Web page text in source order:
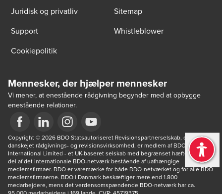
Juridisk og privatliv
Sitemap
Support
Whistleblower
Cookiepolitik
Mennesker, der hjælper mennesker
Vi mener, at enestående rådgivning begynder med at opbygge
enestående relationer.
Opens in a new window/tab
Opens in a new window/tab
Opens in a new window/tab
Opens in a new window/tab
Copyright © 2026 BDO Statsautoriseret Revisionspartnerselskab, en
danskejet rådgivnings- og revisionsvirksomhed, er medlem af BDO
International Limited - et UK-baseret selskab med begrænset hæftelse - og
del af det internationale BDO-netværk bestående af uafhængige
medlemsfirmaer. BDO er varemærke for både BDO-netværket og for alle BDO
medlemsfirmaerne. BDO i Danmark beskæftiger mere end 1.800
medarbejdere, mens det verdensomspændende BDO-netværk har ca.